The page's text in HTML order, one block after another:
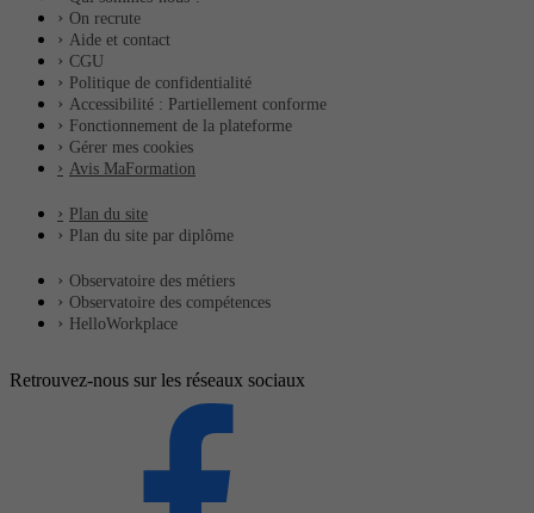
On recrute
Aide et contact
CGU
Politique de confidentialité
Accessibilité : Partiellement conforme
Fonctionnement de la plateforme
Gérer mes cookies
Avis MaFormation
Plan du site
Plan du site par diplôme
Observatoire des métiers
Observatoire des compétences
HelloWorkplace
Retrouvez-nous sur les réseaux sociaux